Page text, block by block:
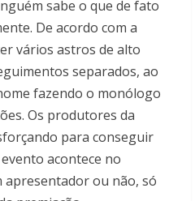
sabe o que de fato
De acordo com a
vários astros de alto
separados, ao
fazendo o monólogo
Os produtores da
para conseguir
acontece no
apresentador ou não, só